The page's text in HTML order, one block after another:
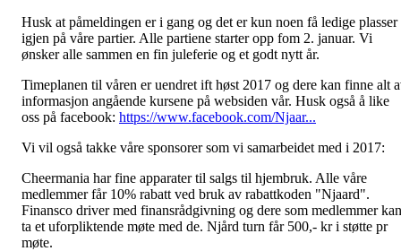
Husk at påmeldingen er i gang og det er kun noen få ledige plasser
igjen på våre partier. Alle partiene starter opp fom 2. januar. Vi
ønsker alle sammen en fin juleferie og et godt nytt år.
Timeplanen til våren er uendret ift høst 2017 og dere kan finne alt
informasjon angående kursene på websiden vår. Husk også å like
oss på facebook: https://www.facebook.com/Njaar...
Vi vil også takke våre sponsorer som vi samarbeidet med i 2017:
Cheermania har fine apparater til salgs til hjembruk. Alle våre
medlemmer får 10% rabatt ved bruk av rabattkoden "Njaard".
Finansco driver med finansrådgivning og dere som medlemmer kan
ta et uforpliktende møte med de. Njård turn får 500,- kr i støtte pr
møte.